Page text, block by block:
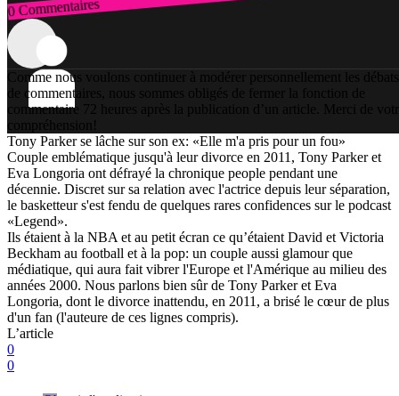
0 Commentaires
Connexion
Comme nous voulons continuer à modérer personnellement les débats
de commentaires, nous sommes obligés de fermer la fonction de
commentaire 72 heures après la publication d’un article. Merci de
compréhension!
Tony Parker se lâche sur son ex: «Elle m'a pris pour un fou»
Couple emblématique jusqu'à leur divorce en 2011, Tony Parker et
Eva Longoria ont défrayé la chronique people pendant une
décennie. Discret sur sa relation avec l'actrice depuis leur séparation,
le basketteur s'est fendu de quelques rares confidences sur le podcast
«Legend».
Ils étaient à la NBA et au petit écran ce qu’étaient David et Victoria
Beckham au football et à la pop: un couple aussi glamour que
médiatique, qui aura fait vibrer l'Europe et l'Amérique au milieu des
années 2000. Nous parlons bien sûr de Tony Parker et Eva
Longoria, dont le divorce inattendu, en 2011, a brisé le cœur de plus
d'un fan (l'auteure de ces lignes compris).
L’article
0
0